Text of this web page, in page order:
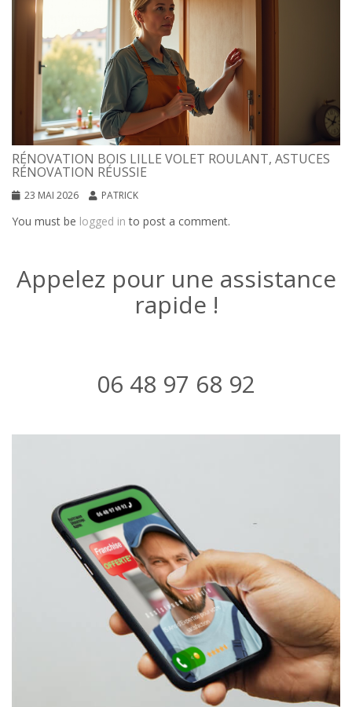
RÉNOVATION BOIS LILLE VOLET ROULANT, ASTUCES
RÉNOVATION RÉUSSIE
23 MAI 2026 PATRICK
You must be logged in to post a comment.
Appelez pour une assistance
rapide !
06 48 97 68 92